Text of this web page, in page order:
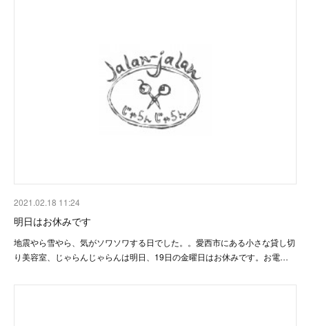
2021.02.18 11:24
明日はお休みです
地震やら雪やら、気がソワソワする日でした。。愛西市にある小さな貸し切
り美容室、じゃらんじゃらんは明日、19日の金曜日はお休みです。お電…